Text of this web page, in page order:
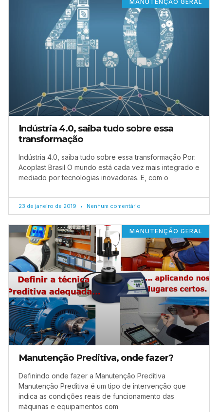
MANUTENÇÃO GERAL
Indústria 4.0, saiba tudo sobre essa
transformação
Indústria 4.0, saiba tudo sobre essa transformação Por:
Acoplast Brasil O mundo está cada vez mais integrado e
mediado por tecnologias inovadoras. E, com o
23 de janeiro de 2019 Nenhum comentário
MANUTENÇÃO GERAL
Manutenção Preditiva, onde fazer?
Definindo onde fazer a Manutenção Preditiva
Manutenção Preditiva é um tipo de intervenção que
indica as condições reais de funcionamento das
máquinas e equipamentos com